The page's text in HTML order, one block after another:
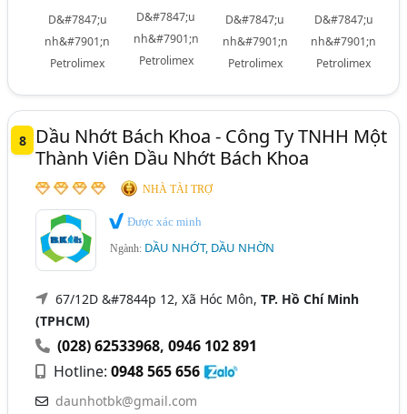
D&#7847;u
nh&#7901;n
Petrolimex
D&#7847;u
nh&#7901;n
Petrolimex
D&#7847;u
nh&#7901;n
Petrolimex
D&#7847;u
nh&#7901;n
Petrolimex
8
Dầu Nhớt Bách Khoa - Công Ty TNHH Một
Thành Viên Dầu Nhớt Bách Khoa
NHÀ TÀI TRỢ
Được xác minh
Ngành: DẦU NHỚT, DẦU NHỜN
67/12D &#7844p 12, Xã Hóc Môn,TP. Hồ Chí Minh
(TPHCM)
(028) 62533968,0946 102 891
Hotline:0948 565 656
daunhotbk@gmail.com